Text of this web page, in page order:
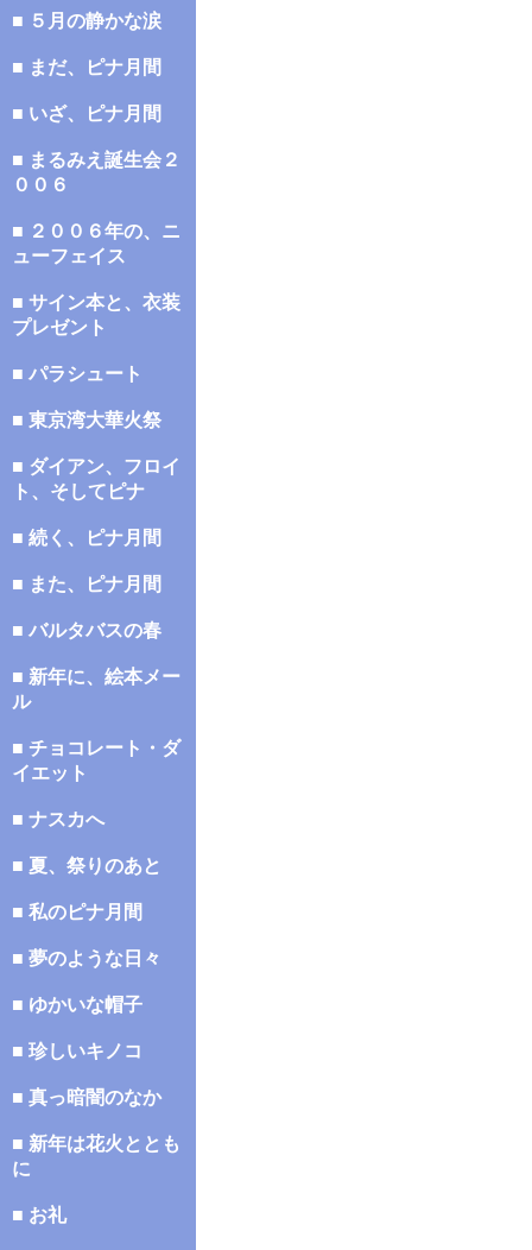
■ ５月の静かな涙
■ まだ、ピナ月間
■ いざ、ピナ月間
■ まるみえ誕生会２
００６
■ ２００６年の、ニ
ューフェイス
■ サイン本と、衣装
プレゼント
■ パラシュート
■ 東京湾大華火祭
■ ダイアン、フロイ
ト、そしてピナ
■ 続く、ピナ月間
■ また、ピナ月間
■ バルタバスの春
■ 新年に、絵本メー
ル
■ チョコレート・ダ
イエット
■ ナスカへ
■ 夏、祭りのあと
■ 私のピナ月間
■ 夢のような日々
■ ゆかいな帽子
■ 珍しいキノコ
■ 真っ暗闇のなか
■ 新年は花火ととも
に
■ お礼